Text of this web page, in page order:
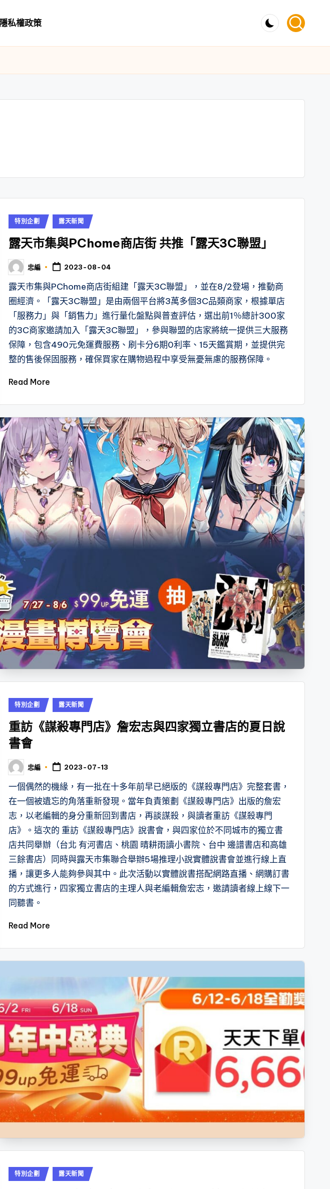
隱私權政策
Posted
特別企劃 露天新聞
露天市集與PChome商店街 共推「露天3C聯盟」
Posted
by
忠編 2023-08-04
露天市集與PChome商店街組建「露天3C聯盟」，並在8/2登場，推動商
圈經濟。「露天3C聯盟」是由兩個平台將3萬多個3C品類商家，根據單店
「服務力」與「銷售力」進行量化盤點與普查評估，選出前1％總計300家
的3C商家邀請加入「露天3C聯盟」，參與聯盟的店家將統一提供三大服務
保障，包含490元免運費服務、刷卡分6期0利率、15天鑑賞期，並提供完
整的售後保固服務，確保買家在購物過程中享受無憂無慮的服務保障。
Read More
Posted
特別企劃 露天新聞
重訪《謀殺專門店》詹宏志與四家獨立書店的夏日說
書會
Posted
by
忠編 2023-07-13
一個偶然的機緣，有一批在十多年前早已絕版的《謀殺專門店》完整套書，
在一個被遺忘的角落重新發現。當年負責策劃《謀殺專門店》出版的詹宏
志，以老編輯的身分重新回到書店，再談謀殺，與讀者重訪《謀殺專門
店》。這次的 重訪《謀殺專門店》說書會，與四家位於不同城市的獨立書
店共同舉辦（台北 有河書店、桃園 晴耕雨讀小書院、台中 邊譜書店和高雄
三餘書店）同時與露天市集聯合舉辦5場推理小說實體說書會並進行線上直
播，讓更多人能夠參與其中。此次活動以實體說書搭配網路直播、網購訂書
的方式進行，四家獨立書店的主理人與老編輯詹宏志，邀請讀者線上線下一
同聽書。
Read More
Posted
特別企劃 露天新聞